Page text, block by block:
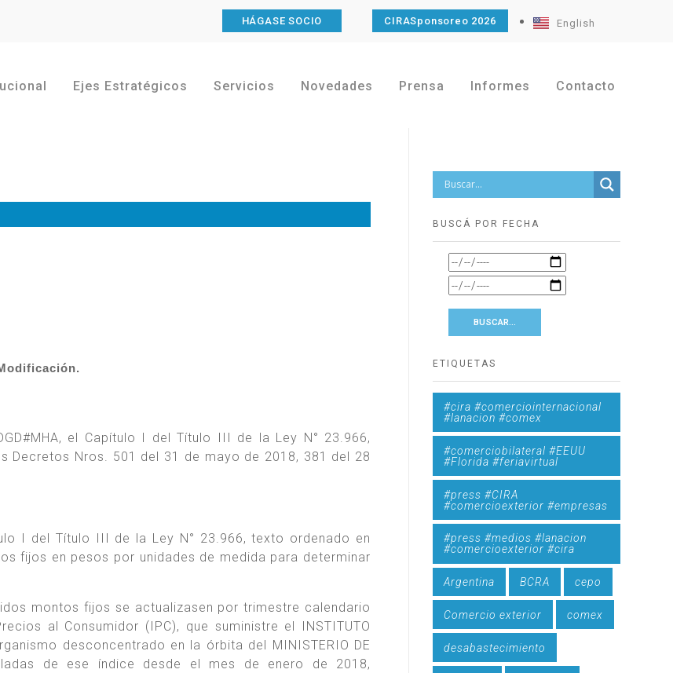
HÁGASE SOCIO CIRASponsoreo 2026 English
Ejes Estratégicos Servicios Novedades Prensa Informes Contacto
el Capítulo I del Título III de la Ley N° 23.966,
Nros. 501 del 31 de mayo de 2018, 381 del 28
I del Título III de la Ley N° 23.966, texto ordenado en
fijos en pesos por unidades de medida para determinar
montos fijos se actualizasen por trimestre calendario
al Consumidor (IPC), que suministre el INSTITUTO
desconcentrado en la órbita del MINISTERIO DE
de ese índice desde el mes de enero de 2018,
BUSCÁ POR FECHA
ETIQUETAS
#cira #comerciointernacional
#lanacion #comex
#comerciobilateral #EEUU
#Florida #feriavirtual
#press #CIRA
#comercioexterior #empresas
#press #medios #lanacion
#comercioexterior #cira
Argentina BCRA cepo
Comercio exterior comex
desabastecimiento